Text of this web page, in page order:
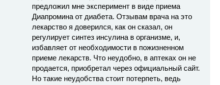
предложил мне эксперимент в виде приема
Диапромина от диабета. Отзывам врача на это
лекарство я доверился, как он сказал, он
регулирует синтез инсулина в организме, и,
избавляет от необходимости в пожизненном
приеме лекарств. Что неудобно, в аптеках он не
продается, приобретал через официальный сайт.
Но такие неудобства стоит потерпеть, ведь